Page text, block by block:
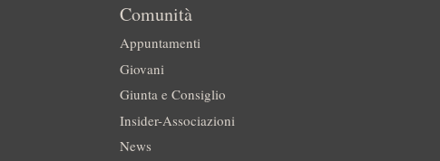
Comunità
Appuntamenti
Giovani
Giunta e Consiglio
Insider-Associazioni
News